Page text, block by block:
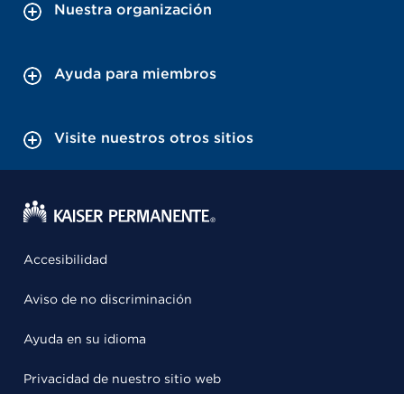
Nuestra organización
Ayuda para miembros
Visite nuestros otros sitios
Accesibilidad
Aviso de no discriminación
Ayuda en su idioma
Privacidad de nuestro sitio web